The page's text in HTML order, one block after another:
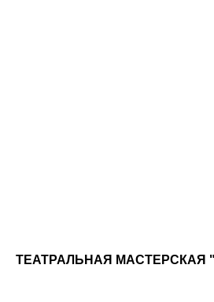
ТЕАТРАЛЬНАЯ МАСТЕРСКАЯ